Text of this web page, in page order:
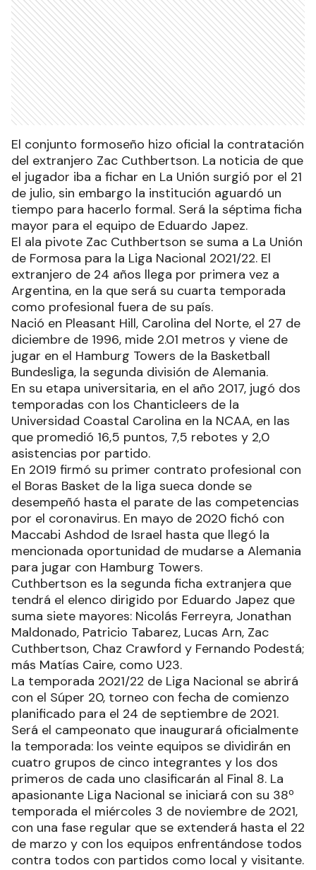
El conjunto formoseño hizo oficial la contratación
del extranjero Zac Cuthbertson. La noticia de que
el jugador iba a fichar en La Unión surgió por el 21
de julio, sin embargo la institución aguardó un
tiempo para hacerlo formal. Será la séptima ficha
mayor para el equipo de Eduardo Japez.
El ala pivote Zac Cuthbertson se suma a La Unión
de Formosa para la Liga Nacional 2021/22. El
extranjero de 24 años llega por primera vez a
Argentina, en la que será su cuarta temporada
como profesional fuera de su país.
Nació en Pleasant Hill, Carolina del Norte, el 27 de
diciembre de 1996, mide 2.01 metros y viene de
jugar en el Hamburg Towers de la Basketball
Bundesliga, la segunda división de Alemania.
En su etapa universitaria, en el año 2017, jugó dos
temporadas con los Chanticleers de la
Universidad Coastal Carolina en la NCAA, en las
que promedió 16,5 puntos, 7,5 rebotes y 2,0
asistencias por partido.
En 2019 firmó su primer contrato profesional con
el Boras Basket de la liga sueca donde se
desempeñó hasta el parate de las competencias
por el coronavirus. En mayo de 2020 fichó con
Maccabi Ashdod de Israel hasta que llegó la
mencionada oportunidad de mudarse a Alemania
para jugar con Hamburg Towers.
Cuthbertson es la segunda ficha extranjera que
tendrá el elenco dirigido por Eduardo Japez que
suma siete mayores: Nicolás Ferreyra, Jonathan
Maldonado, Patricio Tabarez, Lucas Arn, Zac
Cuthbertson, Chaz Crawford y Fernando Podestá;
más Matías Caire, como U23.
La temporada 2021/22 de Liga Nacional se abrirá
con el Súper 20, torneo con fecha de comienzo
planificado para el 24 de septiembre de 2021.
Será el campeonato que inaugurará oficialmente
la temporada: los veinte equipos se dividirán en
cuatro grupos de cinco integrantes y los dos
primeros de cada uno clasificarán al Final 8. La
apasionante Liga Nacional se iniciará con su 38º
temporada el miércoles 3 de noviembre de 2021,
con una fase regular que se extenderá hasta el 22
de marzo y con los equipos enfrentándose todos
contra todos con partidos como local y visitante.